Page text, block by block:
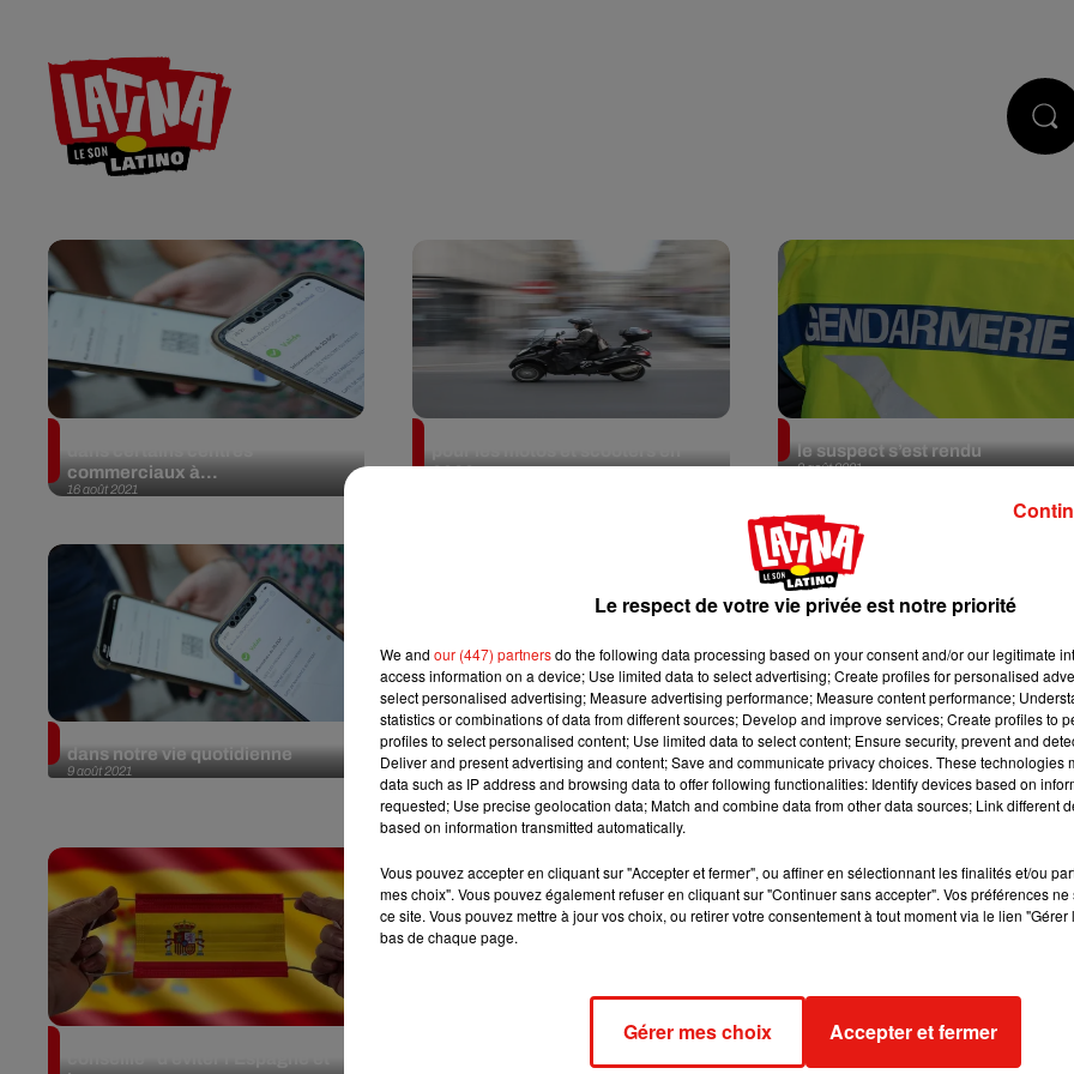
16 août 2021
commerciaux à...
2023
9 août 2021
le suspect s’est rendu
9 août 2021
dans notre vie quotidienne
16 juillet 2021
Cuban'O2 : la salsa cubaine
s'exporte dans le Pays de Gex
(vidéo)
12 juillet 2021
Variant Delta : vaccination
obligatoire pour les soignants,
pass...
Aux Invalides, des centaines de
Mort de Maradona : son infirmier
Le respect de votre vie privée est notre priorité
We and our (447) partnersdo the following data processing based on your consent and/or our legitimate
access information on a device; Use limited data to select advertising; Create profiles for personalised
select personalised advertising; Measure advertising performance; Measure content performance;
statistics or combinations of data from different sources; Develop and improve services; Create profiles to
profiles to select personalised content; Use limited data to select content; Ensure security, prevent and
Deliver and present advertising and content; Save and communicate privacy choices. These technologies
data such as IP address and browsing data to offer following functionalities: Identify devices based on
requested; Use precise geolocation data; Match and combine data from other data sources; Link different
based on information transmitted automatically.
Vous pouvez accepter en cliquant sur "Accepter et fermer", ou affiner en sélectionnant les finalités et/ou
mes choix". Vous pouvez également refuser en cliquant sur "Continuer sans accepter". Vos préférences
ce site. Vous pouvez mettre à jour vos choix, ou retirer votre consentement à tout moment via le lien
bas de chaque page.
Gérer mes choix Accepter et fermer